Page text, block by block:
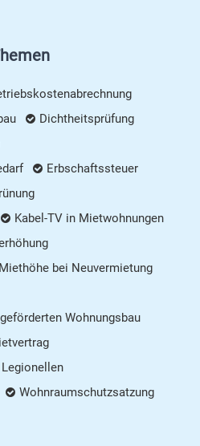
Dichtheitsprüfung
Erbschaftssteuer
Kabel-TV in Mietwohnungen
Miethöhe bei Neuvermietung
Wohnungsbau
Wohnraumschutzsatzung